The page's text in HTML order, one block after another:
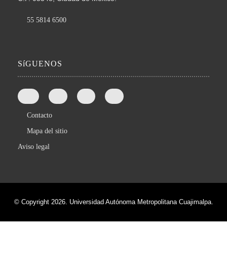
55 5814 6500
SíGUENOS
Contacto
Mapa del sitio
Aviso legal
© Copyright 2026. Universidad Autónoma Metropolitana Cuajimalpa.